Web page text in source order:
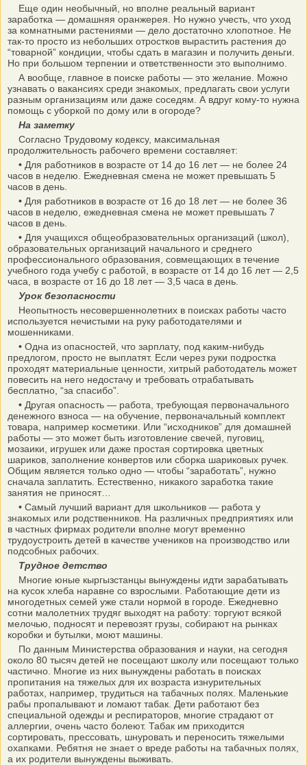
Еще один необычный, но вполне реальный вариант
заработка — домашняя оранжерея. Но нужно учесть, что уход
за комнатными растениями — дело достаточно хлопотное. Не
так-то просто из небольших отростков вырастить растения до
“товарной” кондиции, чтобы сдать в магазин и получить деньги.
Но при большом терпении и ответственности это выполнимо.
А вообще, главное в поиске работы — это желание. Можно
узнавать о вакансиях среди знакомых, предлагать свои услуги
разным организациям или даже соседям. А вдруг кому-то нужна
помощь с уборкой по дому или в огороде?
На заметку
Согласно Трудовому кодексу, максимальная
продолжительность рабочего времени составляет:
• Для работников в возрасте от 14 до 16 лет — не более 24
часов в неделю. Ежедневная смена не может превышать 5
часов в день.
• Для работников в возрасте от 16 до 18 лет — не более 36
часов в неделю, ежедневная смена не может превышать 7
часов в день.
• Для учащихся общеобразовательных организаций (школ),
образовательных организаций начального и среднего
профессионального образования, совмещающих в течение
учебного года учебу с работой, в возрасте от 14 до 16 лет — 2,5
часа, в возрасте от 16 до 18 лет — 3,5 часа в день.
Урок безопасности
Неопытность несовершеннолетних в поисках работы часто
используется нечистыми на руку работодателями и
мошенниками.
• Одна из опасностей, что зарплату, под каким-нибудь
предлогом, просто не выплатят. Если через руки подростка
проходят материальные ценности, хитрый работодатель может
повесить на него недостачу и требовать отрабатывать
бесплатно, “за спасибо”.
• Другая опасность — работа, требующая первоначального
денежного взноса — на обучение, первоначальный комплект
товара, например косметики. Или “исходников” для домашней
работы — это может быть изготовление свечей, пуговиц,
мозаики, игрушек или даже простая сортировка цветных
шариков, заполнение конвертов или сборка шариковых ручек.
Общим является только одно — чтобы “заработать”, нужно
сначала заплатить. Естественно, никакого заработка такие
занятия не приносят…
• Самый лучший вариант для школьников — работа у
знакомых или родственников. На различных предприятиях или
в частных фирмах родители вполне могут временно
трудоустроить детей в качестве учеников на производство или
подсобных рабочих.
Трудное детство
Многие юные кыргызстанцы вынуждены идти зарабатывать
на кусок хлеба наравне со взрослыми. Работающие дети из
многодетных семей уже стали нормой в городе. Ежедневно
сотни малолетних трудяг выходят на работу: торгуют всякой
мелочью, подносят и перевозят грузы, собирают на рынках
коробки и бутылки, моют машины.
По данным Министерства образования и науки, на сегодня
около 80 тысяч детей не посещают школу или посещают только
частично. Многие из них вынуждены работать в поисках
пропитания на тяжелых для их возраста изнурительных
работах, например, трудиться на табачных полях. Маленькие
рабы пропалывают и ломают табак. Дети работают без
специальной одежды и респираторов, многие страдают от
аллергии, очень часто болеют. Табак им приходится
сортировать, прессовать, шнуровать и переносить тяжелыми
охапками. Ребятня не знает о вреде работы на табачных полях,
а их родители вынуждены выживать.